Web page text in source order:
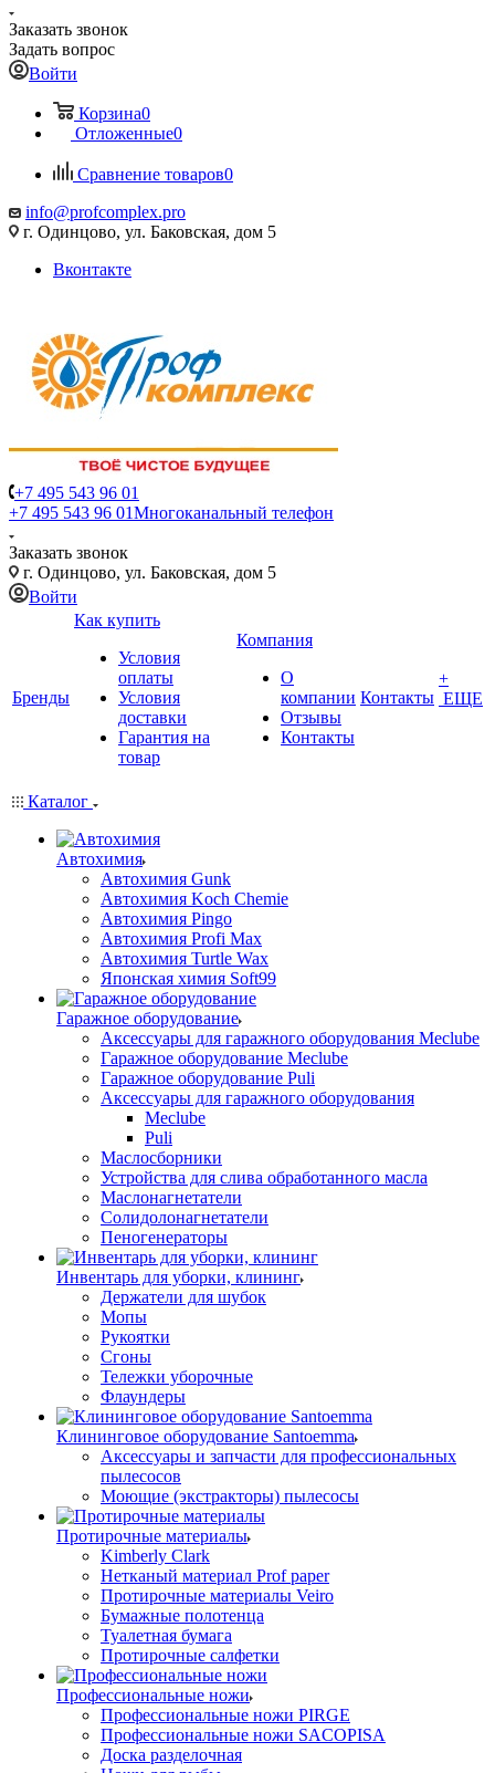
Заказать звонок
Задать вопрос
Войти
Корзина0
Отложенные0
Сравнение товаров0
info@profcomplex.pro
г. Одинцово, ул. Баковская, дом 5
Вконтакте
+7 495 543 96 01
+7 495 543 96 01Многоканальный телефон
Заказать звонок
г. Одинцово, ул. Баковская, дом 5
Войти
Бренды
Как купить
Условия
оплаты
Условия
доставки
Гарантия на
товар
Компания
О
компании
Отзывы
Контакты
Контакты
+
ЕЩЕ
Каталог
Автохимия
Автохимия Gunk
Автохимия Koch Chemie
Автохимия Pingo
Автохимия Profi Max
Автохимия Turtle Wax
Японская химия Soft99
Гаражное оборудование
Аксессуары для гаражного оборудования Meclube
Гаражное оборудование Meclube
Гаражное оборудование Puli
Аксессуары для гаражного оборудования
Meclube
Puli
Маслосборники
Устройства для слива обработанного масла
Маслонагнетатели
Солидолонагнетатели
Пеногенераторы
Инвентарь для уборки, клининг
Держатели для шубок
Мопы
Рукоятки
Сгоны
Тележки уборочные
Флаундеры
Клининговое оборудование Santoemma
Аксессуары и запчасти для профессиональных
пылесосов
Моющие (экстракторы) пылесосы
Протирочные материалы
Kimberly Clark
Нетканый материал Prof paper
Протирочные материалы Veiro
Бумажные полотенца
Туалетная бумага
Протирочные салфетки
Профессиональные ножи
Профессиональные ножи PIRGE
Профессиональные ножи SACOPISA
Доска разделочная